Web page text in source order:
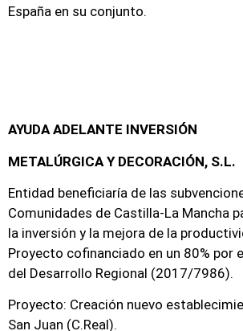
España en su conjunto.
AYUDA ADELANTE INVERSIÓN
METALÚRGICA Y DECORACIÓN, S.L.
Entidad beneficiaría de las
Comunidades de Castilla-La Mancha
la inversión y la mejora de la
Proyecto cofinanciado en un 80% por
del Desarrollo Regional (2017/7986).
Proyecto: Creación nuevo
San Juan (C.Real).